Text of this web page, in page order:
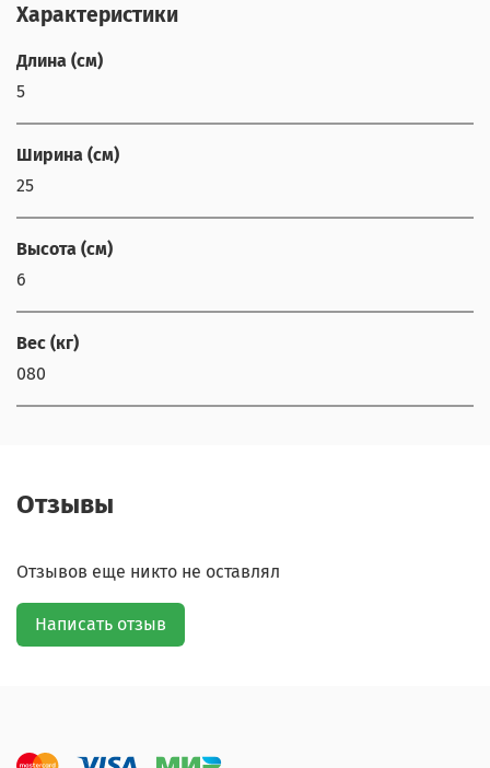
Характеристики
Длина (см)
5
Ширина (см)
25
Высота (см)
6
Вес (кг)
080
Отзывы
Отзывов еще никто не оставлял
Написать отзыв